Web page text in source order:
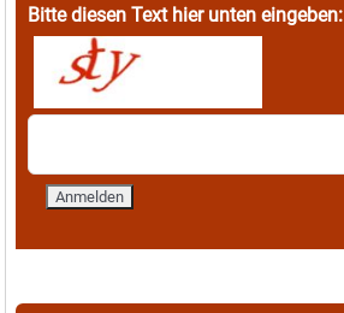
Bitte diesen Text hier unten eingeben: